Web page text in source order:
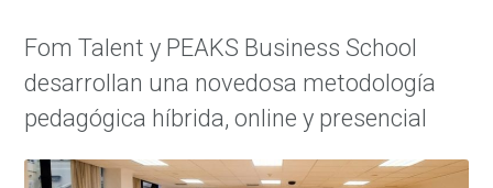
Fom Talent y PEAKS Business School
desarrollan una novedosa metodología
pedagógica híbrida, online y presencial